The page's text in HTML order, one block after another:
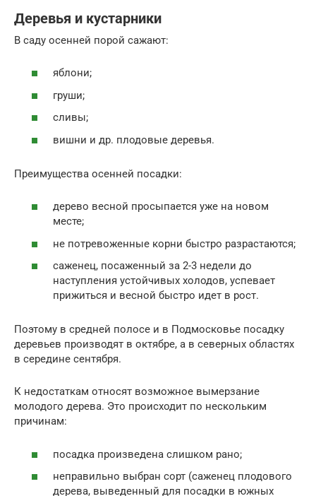
Деревья и кустарники
В саду осенней порой сажают:
яблони;
груши;
сливы;
вишни и др. плодовые деревья.
Преимущества осенней посадки:
дерево весной просыпается уже на новом
месте;
не потревоженные корни быстро разрастаются;
саженец, посаженный за 2-3 недели до
наступления устойчивых холодов, успевает
прижиться и весной быстро идет в рост.
Поэтому в средней полосе и в Подмосковье посадку
деревьев производят в октябре, а в северных областях
в середине сентября.
К недостаткам относят возможное вымерзание
молодого дерева. Это происходит по нескольким
причинам:
посадка произведена слишком рано;
неправильно выбран сорт (саженец плодового
дерева, выведенный для посадки в южных